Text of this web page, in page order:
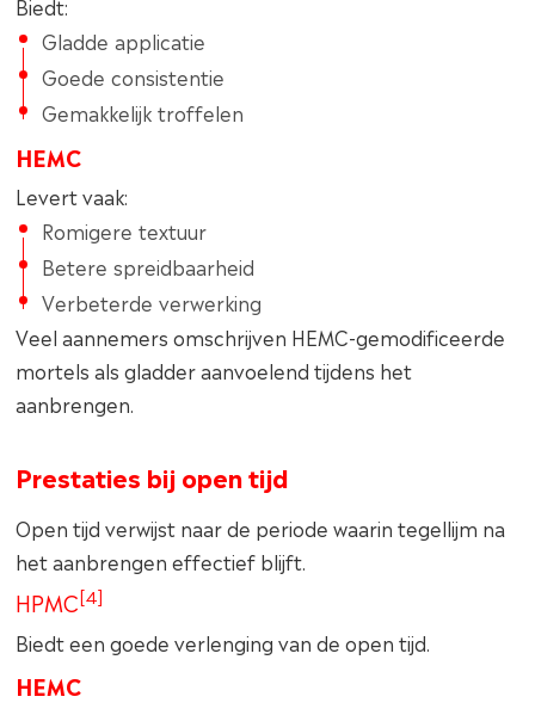
Biedt:
Gladde applicatie
Goede consistentie
Gemakkelijk troffelen
HEMC
Levert vaak:
Romigere textuur
Betere spreidbaarheid
Verbeterde verwerking
Veel aannemers omschrijven HEMC-gemodificeerde
mortels als gladder aanvoelend tijdens het
aanbrengen.
Prestaties bij open tijd
Open tijd verwijst naar de periode waarin tegellijm na
het aanbrengen effectief blijft.
HPMC[4]
Biedt een goede verlenging van de open tijd.
HEMC